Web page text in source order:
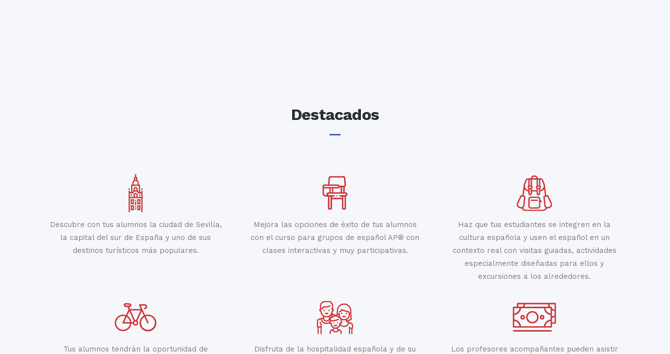
Destacados
Descubre con tus alumnos la ciudad de Sevilla,
la capital del sur de España y uno de sus
destinos turísticos más populares.
Mejora las opciones de éxito de tus alumnos
con el curso para grupos de español AP® con
clases interactivas y muy participativas.
Haz que tus estudiantes se integren en la
cultura española y usen el español en un
contexto real con visitas guiadas, actividades
especialmente diseñadas para ellos y
excursiones a los alrededores.
Tus alumnos tendrán la oportunidad de
Disfruta de la hospitalidad española y de su
Los profesores acompañantes pueden asistir